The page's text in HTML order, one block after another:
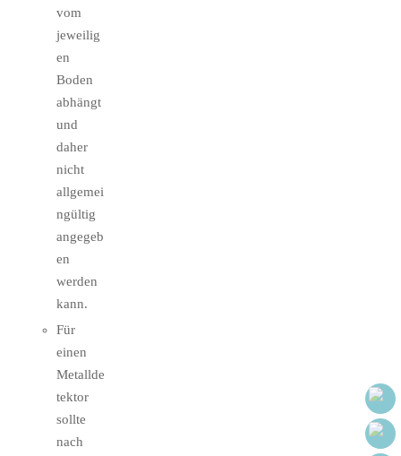
vom
jeweilig
en
Boden
abhängt
und
daher
nicht
allgemei
ngültig
angegeb
en
werden
kann.
Für
einen
Metallde
tektor
sollte
nach